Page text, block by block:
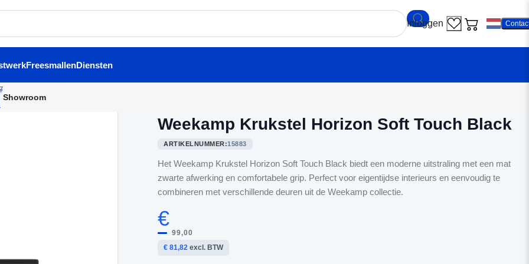
FreesmallenDiensten
Showroom
Weekamp Krukstel Horizon Soft Touch Black
ARTIKELNUMMER:15883
Het Weekamp Krukstel Horizon Soft Touch Black biedt een moderne uitstraling met een mat
zwarte afwerking en comfortabele grip. Perfect voor eigentijdse interieurs en eenvoudig te
combineren met verschillende deuren uit de Weekamp collectie.
€
99,00
€ 81,82 excl. BTW